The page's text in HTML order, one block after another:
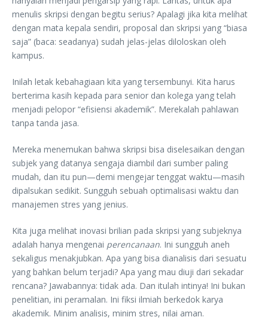
menulis skripsi dengan begitu serius? Apalagi jika kita melihat
dengan mata kepala sendiri, proposal dan skripsi yang “biasa
saja” (baca: seadanya) sudah jelas-jelas diloloskan oleh
kampus.
Inilah letak kebahagiaan kita yang tersembunyi. Kita harus
berterima kasih kepada para senior dan kolega yang telah
menjadi pelopor “efisiensi akademik”. Merekalah pahlawan
tanpa tanda jasa.
Mereka menemukan bahwa skripsi bisa diselesaikan dengan
subjek yang datanya sengaja diambil dari sumber paling
mudah, dan itu pun—demi mengejar tenggat waktu—masih
dipalsukan sedikit. Sungguh sebuah optimalisasi waktu dan
manajemen stres yang jenius.
Kita juga melihat inovasi brilian pada skripsi yang subjeknya
adalah hanya mengenai perencanaan. Ini sungguh aneh
sekaligus menakjubkan. Apa yang bisa dianalisis dari sesuatu
yang bahkan belum terjadi? Apa yang mau diuji dari sekadar
rencana? Jawabannya: tidak ada. Dan itulah intinya! Ini bukan
penelitian, ini peramalan. Ini fiksi ilmiah berkedok karya
akademik. Minim analisis, minim stres, nilai aman.